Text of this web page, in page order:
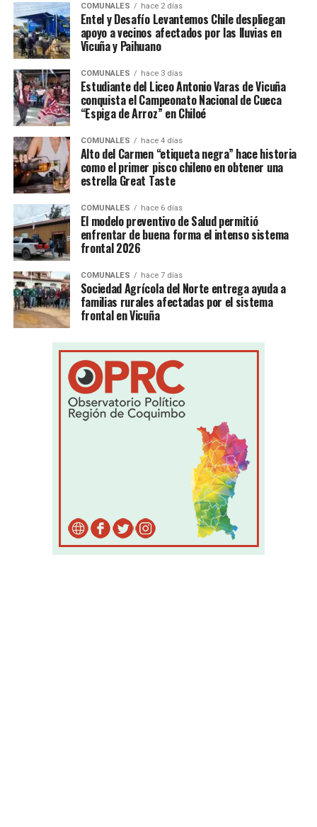
COMUNALES hace 2 días
Entel y Desafío Levantemos Chile despliegan
apoyo a vecinos afectados por las lluvias en
Vicuña y Paihuano
COMUNALES hace 3 días
Estudiante del Liceo Antonio Varas de Vicuña
conquista el Campeonato Nacional de Cueca
“Espiga de Arroz” en Chiloé
COMUNALES hace 4 días
Alto del Carmen “etiqueta negra” hace historia
como el primer pisco chileno en obtener una
estrella Great Taste
COMUNALES hace 6 días
El modelo preventivo de Salud permitió
enfrentar de buena forma el intenso sistema
frontal 2026
COMUNALES hace 7 días
Sociedad Agrícola del Norte entrega ayuda a
familias rurales afectadas por el sistema
frontal en Vicuña